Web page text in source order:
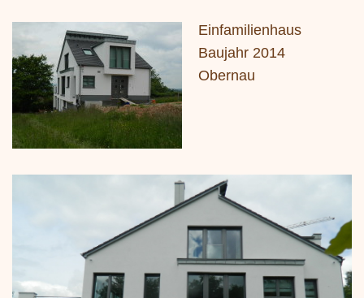
Einfamilienhaus
Baujahr 2014
Obernau